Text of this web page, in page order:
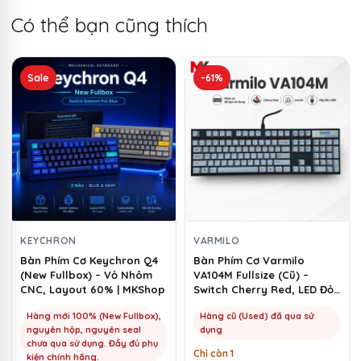
Có thể bạn cũng thích
Sale
KEYCHRON
Bàn Phím Cơ Keychron Q4
(New Fullbox) – Vỏ Nhôm
CNC, Layout 60% | MKShop
Hàng mới 100% (New Fullbox),
nguyên hộp, nguyên seal
chưa qua sử dụng. Đầy đủ phụ
kiện chính hãng.
Sản
phẩm
có
nhiều
biến
thể.
Các
tùy
chọn
có
thể
được
chọn
trên
trang
-61%
VARMILO
Bàn Phím Cơ Varmilo
VA104M Fullsize (Cũ) –
Switch Cherry Red, LED Đỏ |
Hàng cũ (Used) đã qua sử
dụng
Chỉ còn 1